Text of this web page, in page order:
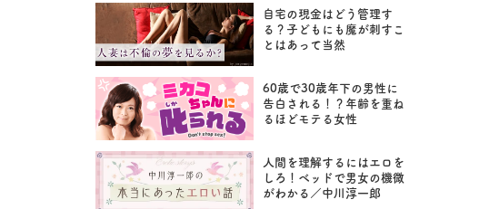
自宅の現金はどう管理す
る？子どもにも魔が刺すこ
とはあって当然
60歳で30歳年下の男性に
告白される！？年齢を重ね
るほどモテる女性
人間を理解するにはエロを
しろ！ベッドで男女の機微
がわかる／中川淳一郎